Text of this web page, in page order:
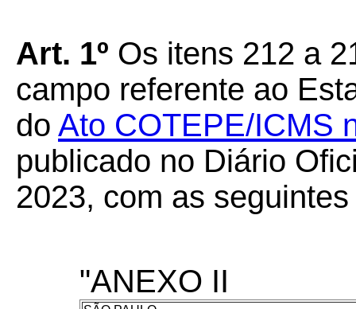
Art. 1º Os itens 212 a
campo referente ao
do Ato COTEPE/ICMS
publicado no Diário
2023, com as
"ANEXO II